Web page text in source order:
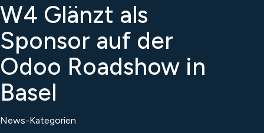
W4 Glänzt als
Sponsor auf der
Odoo Roadshow in
Basel
News-Kategorien